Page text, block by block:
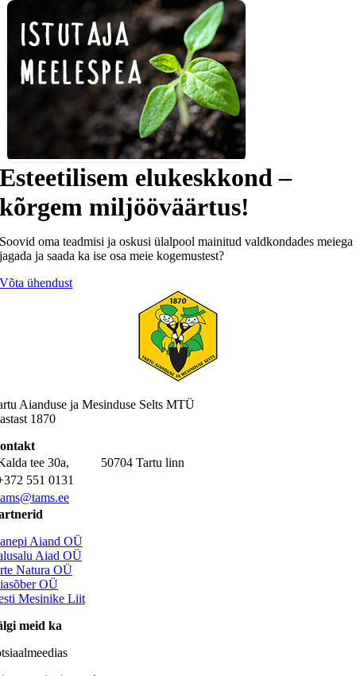
Esteetilisem elukeskkond –
kõrgem miljööväärtus!
Soovid oma teadmisi ja oskusi ülalpool mainitud valdkondades meiega
jagada ja saada ka ise osa meie kogemustest?
Võta ühendust
Aianduse ja Mesinduse Selts MTÜ
1870
tee 30a, 50704 Tartu linn
551 0131
Aiand OÜ
Aiad OÜ
Natura OÜ
OÜ
Mesinike Liit
meid ka